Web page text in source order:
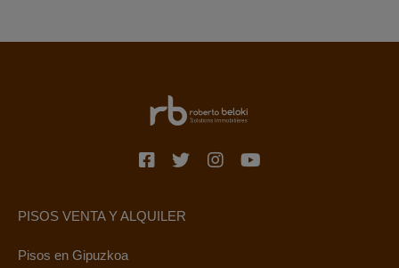
PISOS VENTA Y ALQUILER
Pisos en Gipuzkoa